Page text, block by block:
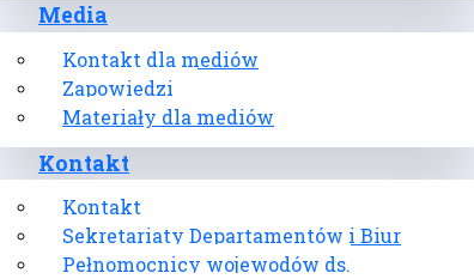
Media
Kontakt dla mediów
Zapowiedzi
Materiały dla mediów
Kontakt
Kontakt
Sekretariaty Departamentów i Biur
Pełnomocnicy wojewodów ds.